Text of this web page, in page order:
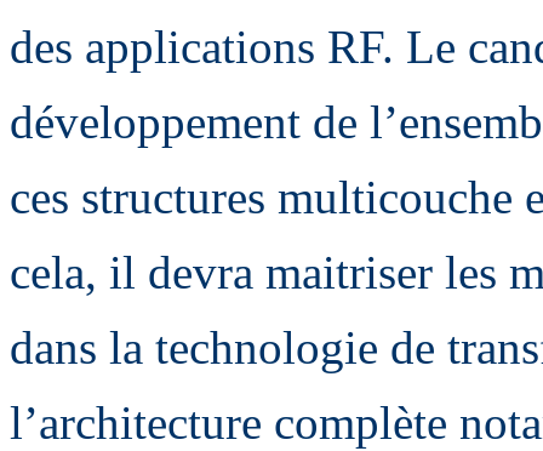
des applications RF. Le
développement de
ces structures multicouche
cela, il devra maitriser les
dans la technologie de
l’architecture complète